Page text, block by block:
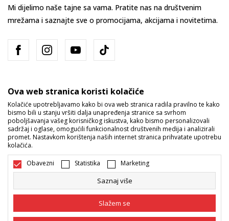
Mi dijelimo naše tajne sa vama. Pratite nas na društvenim
mrežama i saznajte sve o promocijama, akcijama i novitetima.
Bosna i Hercegovina Promijenite
Nastojimo da budemo što precizniji u opisu proizvoda, prikazu slika i
i bez grešaka. Svi artikli prikazani na sajtu su dio naše ponude i ne
podrazumijeva da su dostupni u svakom trenutku. Raspoloživost robe
Ova web stranica koristi kolačiće
Kolačiće upotrebljavamo kako bi ova web stranica radila pravilno te kako
bismo bili u stanju vršiti dalja unapređenja stranice sa svrhom
poboljšavanja vašeg korisničkog iskustva, kako bismo personalizovali
sadržaj i oglase, omogućili funkcionalnost društvenih medija i analizirali
promet. Nastavkom korištenja naših internet stranica prihvatate upotrebu
kolačića.
Obavezni Statistika Marketing
Saznaj više
Slažem se